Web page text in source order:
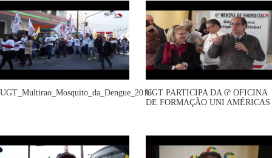
UGT_Multirao_Mosquito_da_Dengue_2016UGT PARTICIPA DA 6ª OFICINA
DE FORMAÇÃO UNI AMÉRICAS